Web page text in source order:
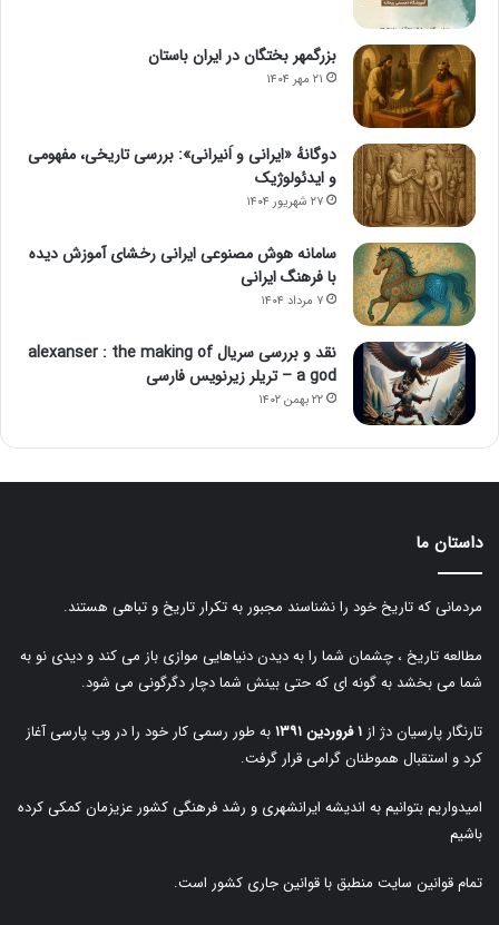
بزرگمهر بختگان در ایران باستان
۲۱ مهر ۱۴۰۴
دوگانهٔ «ایرانی و اَنیرانی»: بررسی تاریخی، مفهومی
و ایدئولوژیک
۲۷ شهریور ۱۴۰۴
سامانه هوش مصنوعی ایرانی رخشای آموزش دیده
با فرهنگ ایرانی
۷ مرداد ۱۴۰۴
نقد و بررسی سریال alexanser : the making of
a god – تریلر زیرنویس فارسی
۲۲ بهمن ۱۴۰۲
داستان ما
مردمانی که تاریخ خود را نشناسند مجبور به تکرار تاریخ و تباهی هستند.
مطالعه تاریخ ، چشمان شما را به دیدن دنیاهایی موازی باز می کند و دیدی نو به
شما می بخشد به گونه ای که حتی بینش شما دچار دگرگونی می شود.
تارنگار پارسیان دژ از ۱ فروردین ۱۳۹۱
به طور رسمی کار خود را در وب پارسی آغاز
کرد و استقبال هموطنان گرامی قرار گرفت.
امیدواریم بتوانیم به اندیشه ایرانشهری و رشد فرهنگی کشور عزیزمان کمکی کرده
باشیم
تمام قوانین سایت منطبق با قوانین جاری کشور است.